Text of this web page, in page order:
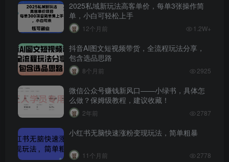
2025私域新玩法高客单价，每单3张操作简
单，小白可轻松上手
12个月前 1.2W+
抖音AI图文短视频带货，全流程玩法分享，
包含选品思路
8个月前 2925
微信公众号赚钱新风口——小绿书，具体怎
么做？保姆级教程，建议收藏！
2年前 2787
小红书无脑快速涨粉变现玩法，简单粗暴
11个月前 2778